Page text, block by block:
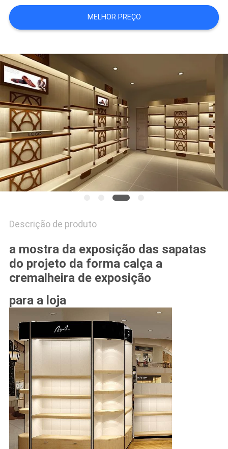
MAPA
SITE
PRIVACY
POLICY
MELHOR PREÇO
Descrição de produto
a mostra da exposição das sapatas
do projeto da forma calça a
cremalheira de exposição
para a loja